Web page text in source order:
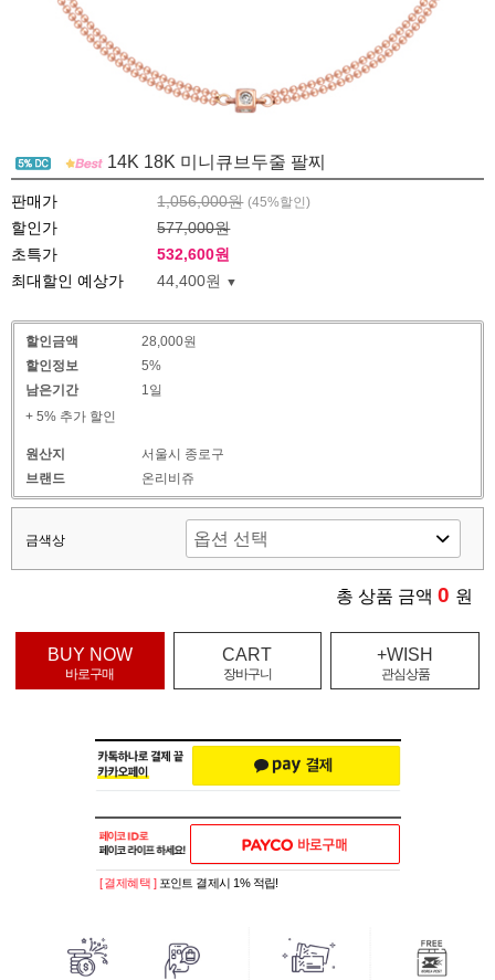
14K 18K 미니큐브두줄 팔찌
판매가 1,056,000원 (45%할인)
할인가
577,000원
초특가
532,600원
최대할인 예상가
44,400원
할인금액
28,000원
할인정보
5%
남은기간
1일
+ 5% 추가 할인
원산지
서울시 종로구
브랜드
온리비쥬
금색상
총 상품 금액 0 원
BUY NOW
바로구매
CART
장바구니
+WISH
관심상품
[ 결제혜택 ] 포인트 결제시 1% 적립!